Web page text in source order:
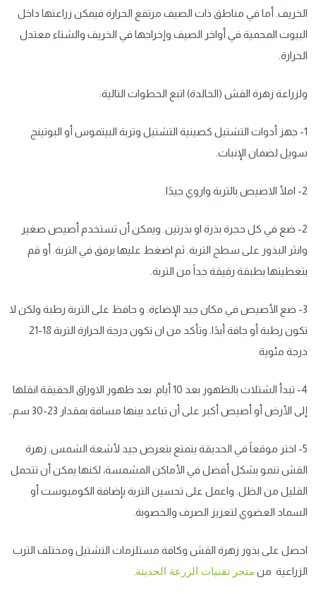
الخريف. أما في مناطق ذات الصيف مرتفع الحرارة فيمكن زراعتها داخل
البيوت المحمية في أواخر الصيف وإخراجها في الخريف والشتاء معتدل
الحرارة.
ولزراعة زهرة القش (الخالدة) اتبع الخطوات التالية:
1- جهز أدوات التشتيل كصينية التشتيل وتربة البيتموس أو البوتينج
سويل لضمان الإنبات.
2- املأ الاصيص بالتربة واروي جيدًا.
2- ضع في كل حجرة بذرة او بذرتين. ويمكن أن تستخدم أصيص صغير
وانثر البذور على سطح التربة. ثم اضغط عليها برفق في التربة. أو قم
بتغطيتها بطبقة رقيقة جداً من التربة.
3- ضع الأصيص في مكان جيد الإضاءة. و حافظ على التربة رطبة ولكن لا
تكون رطبة أو جافة أبدًا. وتأكد من ان تكون درجة الحرارة التربة 18-21
درجة مئوية
4- تبدأ الشتلات بالظهور بعد 10 أيام. بعد ظهور الاوراق الحقيقة انقلها
إلى الأرض أو أصيص أكبر على أن تباعد بينها مسافة بمقدار 23-30 سم..
5- اختر موقعاً في الحديقة يتمتع بتعرض جيد لأشعة الشمس. زهرة
القش تنمو بشكل أفضل في الأماكن المشمسة، لكنها يمكن أن تتحمل
القليل من الظل. واعمل على تحسين التربة بإضافة الكومبوست أو
السماد العضوي لتعزيز الصرف والخصوبة.
احصل على بذور زهرة القش وكافة مستلزمات التشتيل ومختلف الترب
الزراعية من متجر تقنيات الزرعة الحديثة